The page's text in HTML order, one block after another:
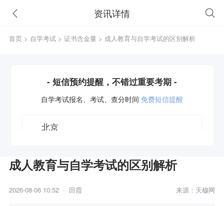
资讯详情
首页 > 自学考试 > 证书含金量 > 成人教育与自学考试的区别解析
- 短信预约提醒，不错过重要考期 -
自学考试报名、考试、查分时间 免费短信提醒
获取验证码
成人教育与自学考试的区别解析
2026-08-06 10:52 · 田霞 来源：天穆网